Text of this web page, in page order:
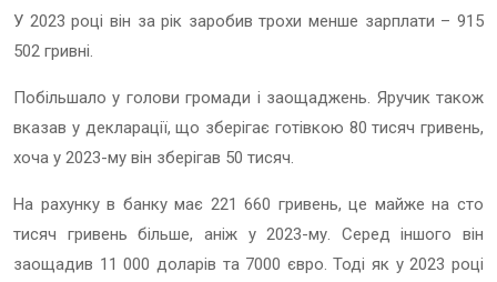
У 2023 році він за рік заробив трохи менше зарплати – 915
502 гривні.
Побільшало у голови громади і заощаджень. Яручик також
вказав у декларації, що зберігає готівкою 80 тисяч гривень,
хоча у 2023-му він зберігав 50 тисяч.
На рахунку в банку має 221 660 гривень, це майже на сто
тисяч гривень більше, аніж у 2023-му. Серед іншого він
заощадив 11 000 доларів та 7000 євро. Тоді як у 2023 році